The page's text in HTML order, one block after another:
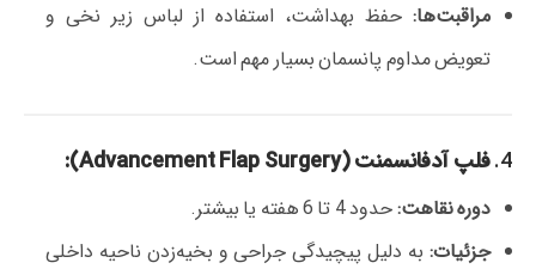
مراقبت‌ها: حفظ بهداشت، استفاده از لباس زیر نخی و
تعویض مداوم پانسمان بسیار مهم است.
4. فلپ آدفانسمنت (Advancement Flap Surgery):
دوره نقاهت:حدود 4 تا 6 هفته یا بیشتر.
جزئیات: به دلیل پیچیدگی جراحی و بخیه‌زدن ناحیه داخلی